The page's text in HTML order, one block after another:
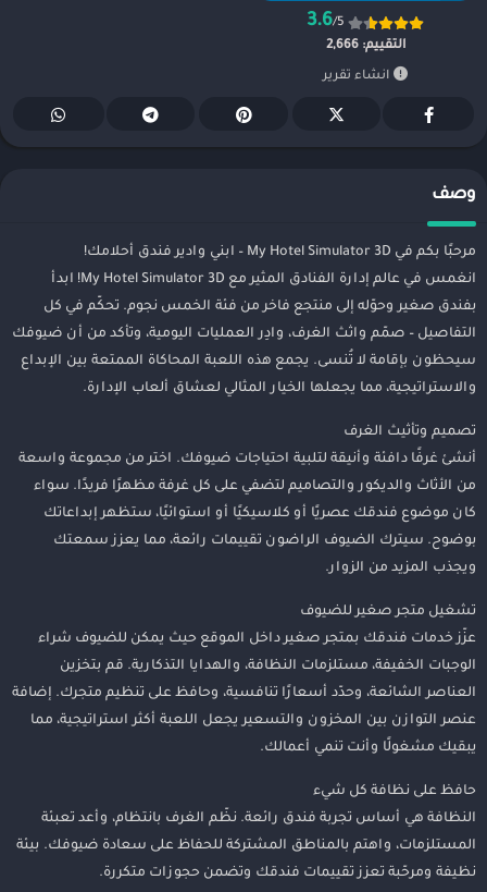
3.6/5
التقييم:2,666
انشاء تقرير
وصف
مرحبًا بكم في My Hotel Simulator 3D – ابني وادير فندق أحلامك!
انغمس في عالم إدارة الفنادق المثير مع My Hotel Simulator 3D! ابدأ
بفندق صغير وحوّله إلى منتجع فاخر من فئة الخمس نجوم. تحكّم في كل
التفاصيل – صمّم واثث الغرف، وادِر العمليات اليومية، وتأكد من أن ضيوفك
سيحظون بإقامة لا تُنسى. يجمع هذه اللعبة المحاكاة الممتعة بين الإبداع
والاستراتيجية، مما يجعلها الخيار المثالي لعشاق ألعاب الإدارة.
تصميم وتأثيث الغرف
أنشئ غرفًا دافئة وأنيقة لتلبية احتياجات ضيوفك. اختر من مجموعة واسعة
من الأثاث والديكور والتصاميم لتضفي على كل غرفة مظهرًا فريدًا. سواء
كان موضوع فندقك عصريًا أو كلاسيكيًا أو استوائيًا، ستظهر إبداعاتك
بوضوح. سيترك الضيوف الراضون تقييمات رائعة، مما يعزز سمعتك
ويجذب المزيد من الزوار.
تشغيل متجر صغير للضيوف
عزّز خدمات فندقك بمتجر صغير داخل الموقع حيث يمكن للضيوف شراء
الوجبات الخفيفة، مستلزمات النظافة، والهدايا التذكارية. قم بتخزين
العناصر الشائعة، وحدّد أسعارًا تنافسية، وحافظ على تنظيم متجرك. إضافة
عنصر التوازن بين المخزون والتسعير يجعل اللعبة أكثر استراتيجية، مما
يبقيك مشغولًا وأنت تنمي أعمالك.
حافظ على نظافة كل شيء
النظافة هي أساس تجربة فندق رائعة. نظّم الغرف بانتظام، وأعد تعبئة
المستلزمات، واهتم بالمناطق المشتركة للحفاظ على سعادة ضيوفك. بيئة
نظيفة ومرحّبة تعزز تقييمات فندقك وتضمن حجوزات متكررة.